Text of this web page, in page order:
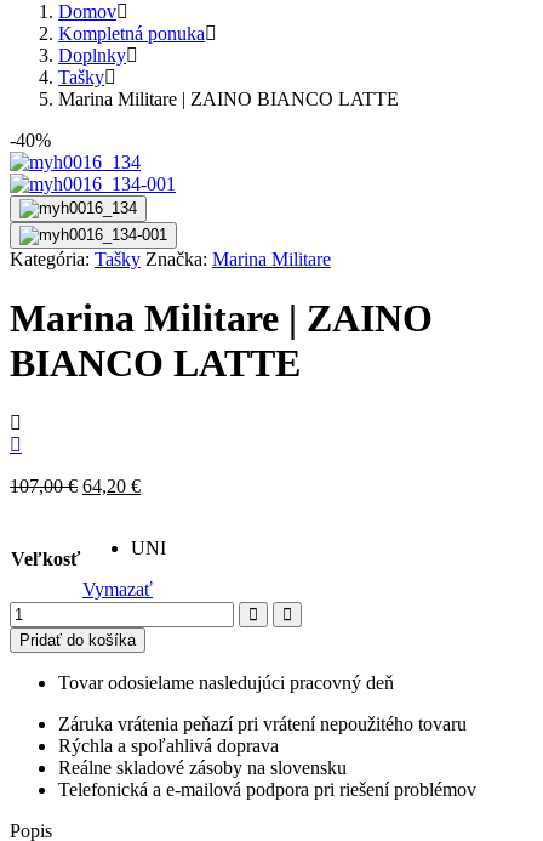
Domov
Kompletná ponuka
Doplnky
Tašky
Marina Militare | ZAINO BIANCO LATTE
-40%
Kategória: Tašky Značka: Marina Militare
Marina Militare | ZAINO
BIANCO LATTE
107,00€ Original
107,00 €.
64,20 €Current
64,20 €.
Veľkosť
UNI
Vymazať
množstvo
Marina
Militare
BIANCO
LATTE
Pridať do košíka
Tovar odosielame nasledujúci pracovný deň
Záruka vrátenia peňazí pri vrátení nepoužitého tovaru
Rýchla a spoľahlivá doprava
Reálne skladové zásoby na slovensku
Telefonická a e-mailová podpora pri riešení problémov
Popis